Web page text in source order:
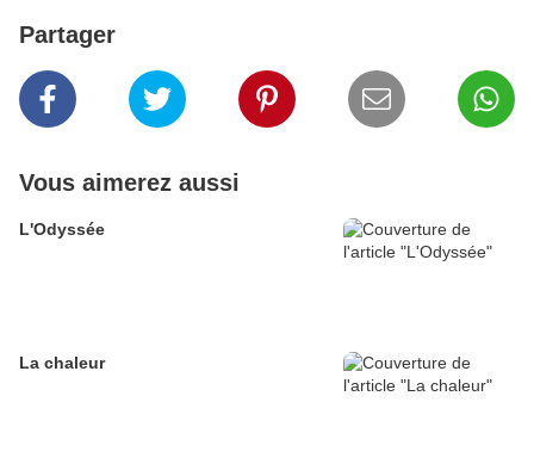
Partager
Vous aimerez aussi
L'Odyssée
La chaleur